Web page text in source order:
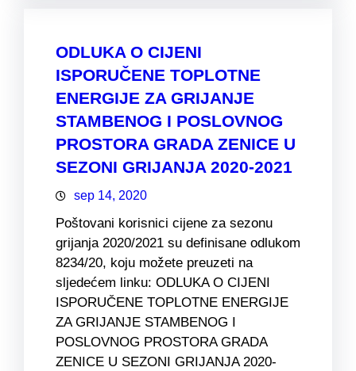
ODLUKA O CIJENI
ISPORUČENE TOPLOTNE
ENERGIJE ZA GRIJANJE
STAMBENOG I POSLOVNOG
PROSTORA GRADA ZENICE U
SEZONI GRIJANJA 2020-2021
sep 14, 2020
Poštovani korisnici cijene za sezonu
grijanja 2020/2021 su definisane odlukom
8234/20, koju možete preuzeti na
sljedećem linku: ODLUKA O CIJENI
ISPORUČENE TOPLOTNE ENERGIJE
ZA GRIJANJE STAMBENOG I
POSLOVNOG PROSTORA GRADA
ZENICE U SEZONI GRIJANJA 2020-